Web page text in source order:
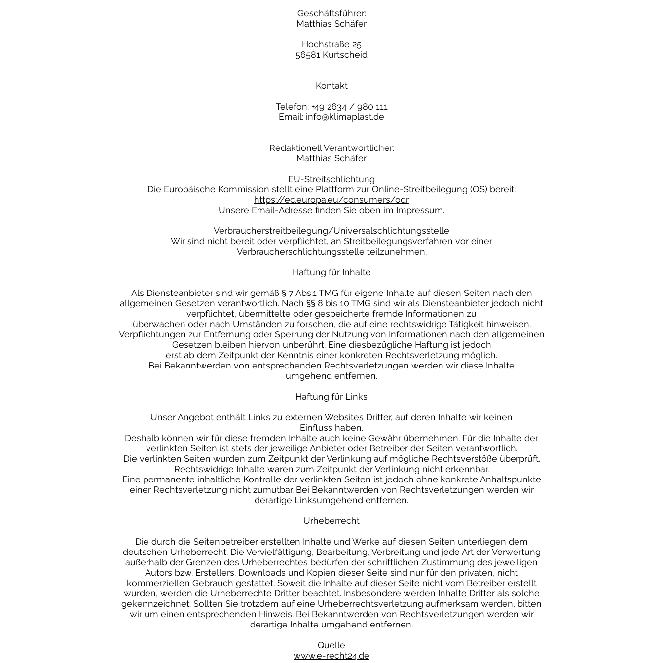
Geschäftsführer:
Matthias Schäfer
Hochstraße 25
56581 Kurtscheid
Kontakt
Telefon: +49 2634 / 980 111
Email: info@klimaplast.de
Redaktionell Verantwortlicher:
Matthias Schäfer
EU-Streitschlichtung
Die Europäische Kommission stellt eine Plattform zur Online-Streitbeilegung (OS) bereit:
https://ec.europa.eu/consumers/odr
Unsere Email-Adresse finden Sie oben im Impressum.
Verbraucherstreitbeilegung/Universalschlichtungsstelle
Wir sind nicht bereit oder verpflichtet, an Streitbeilegungsverfahren vor einer
Verbraucherschlichtungsstelle teilzunehmen.
Haftung für Inhalte
Als Diensteanbieter sind wir gemäß § 7 Abs.1 TMG für eigene Inhalte auf diesen Seiten nach den
allgemeinen Gesetzen verantwortlich. Nach §§ 8 bis 10 TMG sind wir als Diensteanbieter jedoch nicht
verpflichtet, übermittelte oder gespeicherte fremde Informationen zu
überwachen oder nach Umständen zu forschen, die auf eine rechtswidrige Tätigkeit hinweisen.
Verpflichtungen zur Entfernung oder Sperrung der Nutzung von Informationen nach den allgemeinen
Gesetzen bleiben hiervon unberührt. Eine diesbezügliche Haftung ist jedoch
erst ab dem Zeitpunkt der Kenntnis einer konkreten Rechtsverletzung möglich.
Bei Bekanntwerden von entsprechenden Rechtsverletzungen werden wir diese Inhalte
umgehend entfernen.
Haftung für Links
Unser Angebot enthält Links zu externen Websites Dritter, auf deren Inhalte wir keinen
Einfluss haben.
Deshalb können wir für diese fremden Inhalte auch keine Gewähr übernehmen. Für die Inhalte der
verlinkten Seiten ist stets der jeweilige Anbieter oder Betreiber der Seiten verantwortlich.
Die verlinkten Seiten wurden zum Zeitpunkt der Verlinkung auf mögliche Rechtsverstöße überprüft.
Rechtswidrige Inhalte waren zum Zeitpunkt der Verlinkung nicht erkennbar.
Eine permanente inhaltliche Kontrolle der verlinkten Seiten ist jedoch ohne konkrete Anhaltspunkte
einer Rechtsverletzung nicht zumutbar. Bei Bekanntwerden von Rechtsverletzungen werden wir
derartige Linksumgehend entfernen.
Urheberrecht
Die durch die Seitenbetreiber erstellten Inhalte und Werke auf diesen Seiten unterliegen dem
deutschen Urheberrecht. Die Vervielfältigung, Bearbeitung, Verbreitung und jede Art der Verwertung
außerhalb der Grenzen des Urheberrechtes bedürfen der schriftlichen Zustimmung des jeweiligen
Autors bzw. Erstellers. Downloads und Kopien dieser Seite sind nur für den privaten, nicht
kommerziellen Gebrauch gestattet. Soweit die Inhalte auf dieser Seite nicht vom Betreiber erstellt
wurden, werden die Urheberrechte Dritter beachtet. Insbesondere werden Inhalte Dritter als solche
gekennzeichnet. Sollten Sie trotzdem auf eine Urheberrechtsverletzung aufmerksam werden, bitten
wir um einen entsprechenden Hinweis. Bei Bekanntwerden von Rechtsverletzungen werden wir
derartige Inhalte umgehend entfernen.
Quelle
www.e-recht24.de